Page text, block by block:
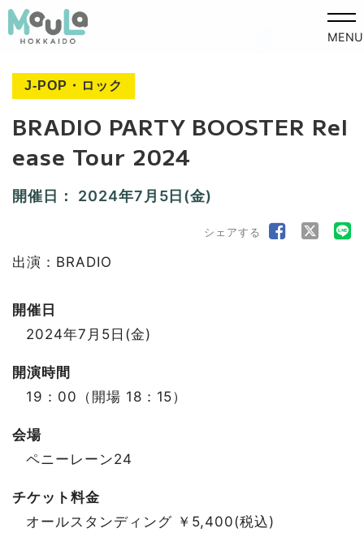
MENU
J-POP・ロック
BRADIO PARTY BOOSTER Rel
ease Tour 2024
開催日： 2024年7月5日(金)
シェアする
出演：BRADIO
開催日
2024年7月5日(金)
開演時間
19：00（開場 18：15）
会場
ペニーレーン24
チケット料金
オールスタンディング ￥5,400(税込)